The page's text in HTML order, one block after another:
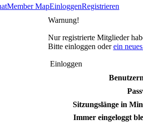
Member MapEinloggenRegistrieren
Warnung!
Nur registrierte Mitglieder
Bitte einloggen oderein
Einloggen
Sitzungslänge in
Immer eingeloggt